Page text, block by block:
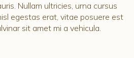
Nullam ultricies, urna cursus
egestas erat, vitae posuere est
sit amet mi a vehicula.